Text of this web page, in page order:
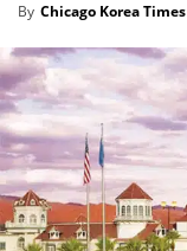
By Chicago Korea Times